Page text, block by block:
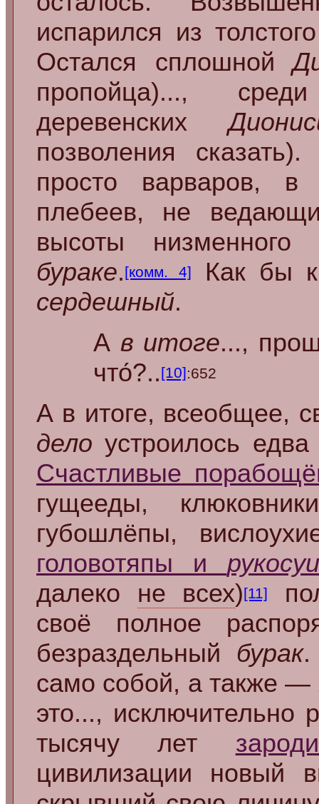
испарился из
Остался сплошной
пропойца)...,
деревенских
позволения
просто варваров, в
плебеев, не
высоты
бураке.[комм. 4]
Как бы
сердешный.
А в итоге...,
что́?..[10]:652
А в итоге, всеобщее,
дело устроилось
Счастливые
гущееды,
губошлёпы,
головотяпы и рукосуи
далеко не всех)[11]
своё полное
безраздельный бурак.
само собой, а также —
это..., исключительно
тысячу лет
цивилизации новый